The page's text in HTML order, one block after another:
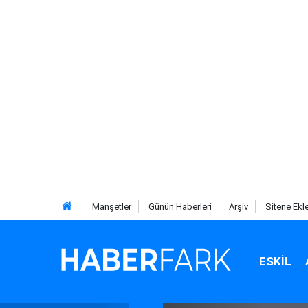
Manşetler Günün Haberleri Arşiv Sitene
ESKIL